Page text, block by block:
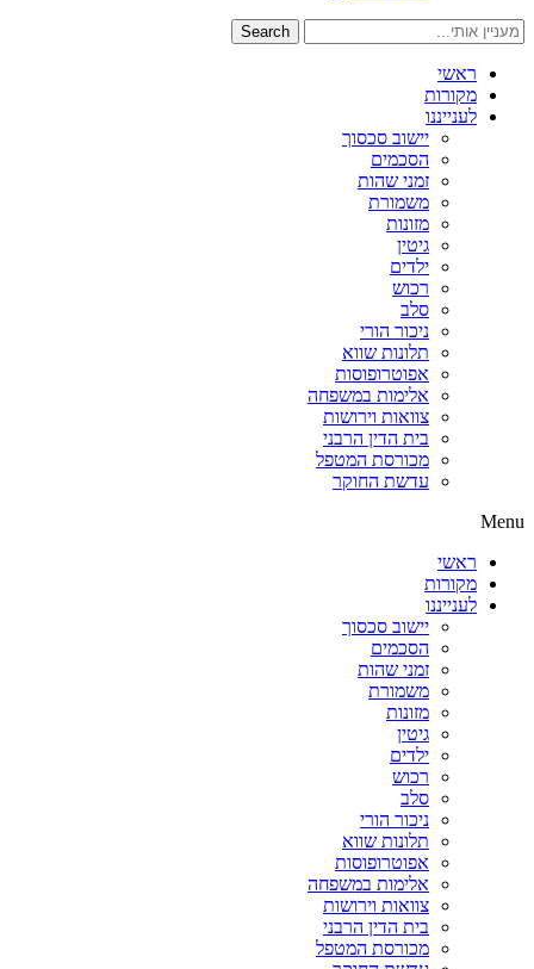
Search
ראשי
מקורות
לענייננו
יישוב סכסוך
הסכמים
זמני שהות
משמורת
מזונות
גיטין
ילדים
רכוש
סלב
ניכור הורי
תלונות שווא
אפוטרופוסות
אלימות במשפחה
צוואות וירושות
בית הדין הרבני
מכורסת המטפל
עדשת החוקר
Menu
ראשי
מקורות
לענייננו
יישוב סכסוך
הסכמים
זמני שהות
משמורת
מזונות
גיטין
ילדים
רכוש
סלב
ניכור הורי
תלונות שווא
אפוטרופוסות
אלימות במשפחה
צוואות וירושות
בית הדין הרבני
מכורסת המטפל